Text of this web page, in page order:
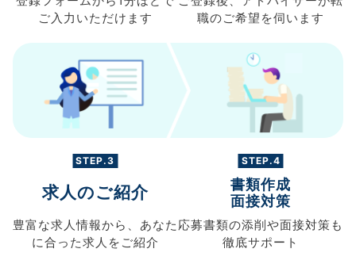
ご入力 いただけます
職のご希望を伺います
STEP.3
求人のご紹介
豊富な求人情報から、 あなた
に合った求人を ご紹介
STEP.4
書類作成
面接対策
応募書類の添削や面接対策も
徹底サポート